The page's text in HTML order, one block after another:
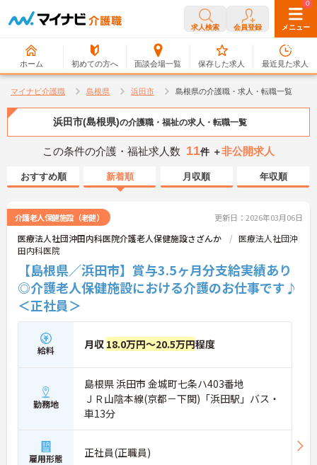
求人検索 会員登録 メニュー
ホーム 初めての方へ 面談会場一覧
0
保存した求人
0
最近見た求人
マイナビ介護職 島根県 浜田市 島根県の介護職・求人・転職一覧
浜田市(島根県)の介護職・福祉の求人・転職一覧
この条件の介護・福祉求人数 11件 ＋非公開求人
おすすめ順 新着順 月収順 年収順
介護老人保健施設（老健） 更新日：2026年03月06日
医療法人社団沖田内科医院介護老人保健施設さざんか
医療法人社団沖
田内科医院
【島根県／浜田市】賞与3.5ヶ月分支給実績あり
◎介護老人保健施設における介護のお仕事です♪
＜正社員＞
給料 月収 18.0万円～20.5万円程度
勤務地
島根県 浜田市 金城町七条ハ403番地
ＪＲ山陰本線(京都－下関)「浜田駅」バス・
車13分
雇用形態 正社員(正職員)